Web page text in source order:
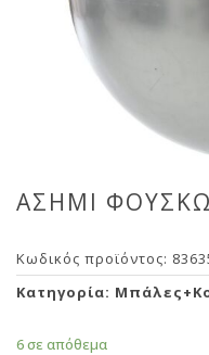
ΑΣΗΜΙ
Κωδικός προϊόντος:
Κατηγορία:
6 σε απόθεμα